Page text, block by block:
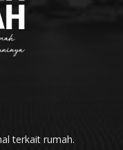
terkait rumah.